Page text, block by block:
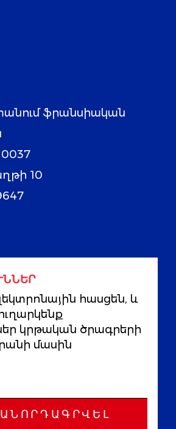
ֆրանսիական
10
հասցեն, և
կրթական ծրագրերի
մասին